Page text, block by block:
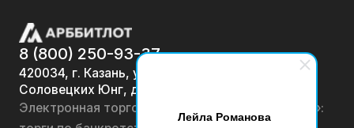
Лейла Романова
8 (800) 250-93-37
420034, г. Казань, ул.
Соловецких Юнг, д. 7
Электронная торговая площадка «АРББИТЛОТ»: